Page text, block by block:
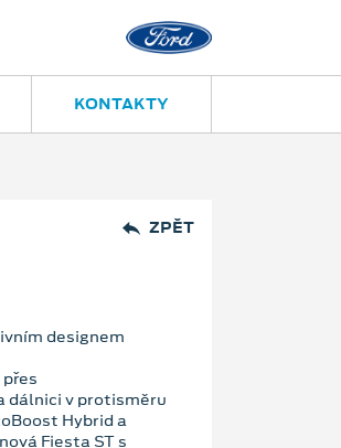
KONTAKTY
ZPĚT
designem
dálnici v protisměru
Hybrid a
Fiesta ST s